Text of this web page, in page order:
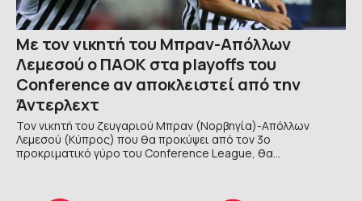
Με τον νικητή του Μπραν-Απόλλων
Λεμεσού ο ΠΑΟΚ στα playoffs του
Conference αν αποκλειστεί από την
Άντερλεχτ
Τον νικητή του ζευγαριού Μπραν (Νορβηγία)-Απόλλων
Λεμεσού (Κύπρος) που θα προκύψει από τον 3ο
προκριματικό γύρο του Conference League, θα